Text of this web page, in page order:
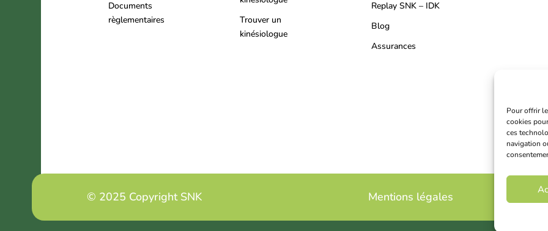
Pour offrir
cookies
ces
navigation
Documents
règlementaires
Trouver un
kinésiologue
Replay SNK – IDK
Blog
Assurances
© 2025 Copyright SNK Mentions légales